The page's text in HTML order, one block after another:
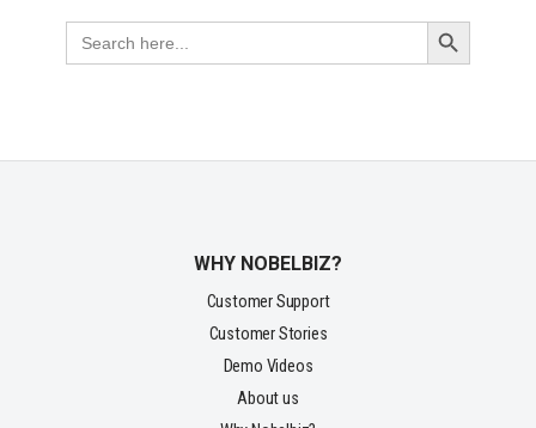
Search
for:
Search Button
WHY NOBELBIZ?
Customer Support
Customer Stories
Demo Videos
About us